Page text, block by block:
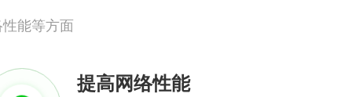
能等方面
提高网络性能